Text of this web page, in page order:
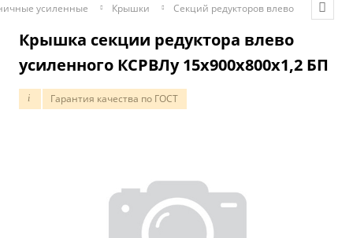
усиленные Крышки Секций редукторов влево
Крышка секции редуктора влево
усиленного КСРВЛу 15х900х800х1,2 БП
i Гарантия качества по ГОСТ